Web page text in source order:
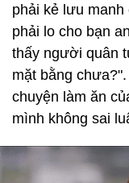
phải kẻ lưu
phải lo cho bạn
thấy người quân
mặt bằng
chuyện làm ăn
mình không sai